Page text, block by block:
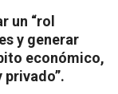
un “rol
y generar
económico,